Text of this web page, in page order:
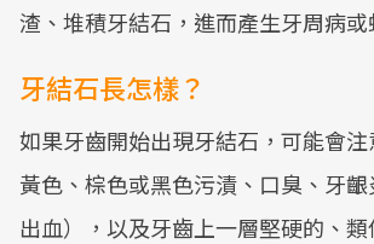
渣、堆積牙結石，進而產生牙周病或
牙結石長怎樣？
如果牙齒開始出現牙結石，可能會
黃色、棕色或黑色污漬、口臭、牙
出血），以及牙齒上一層堅硬的、類